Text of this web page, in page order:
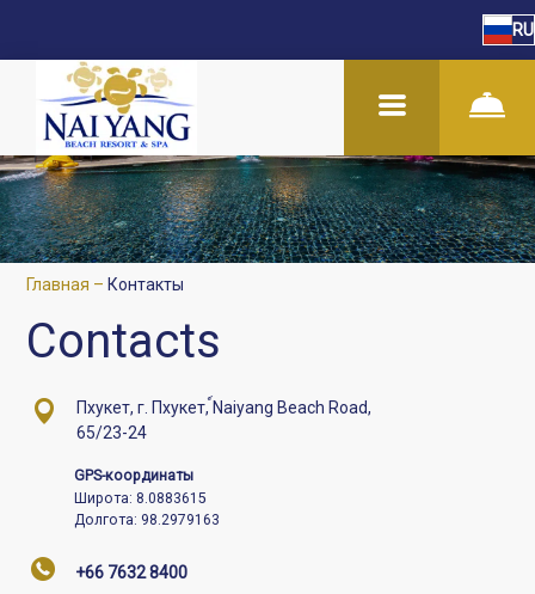
RU
Главная – Контакты
Contacts
Пхукет, г. Пхукет, ์Naiyang Beach Road,
65/23-24
GPS-координаты
Широта: 8.0883615
Долгота: 98.2979163
+66 7632 8400